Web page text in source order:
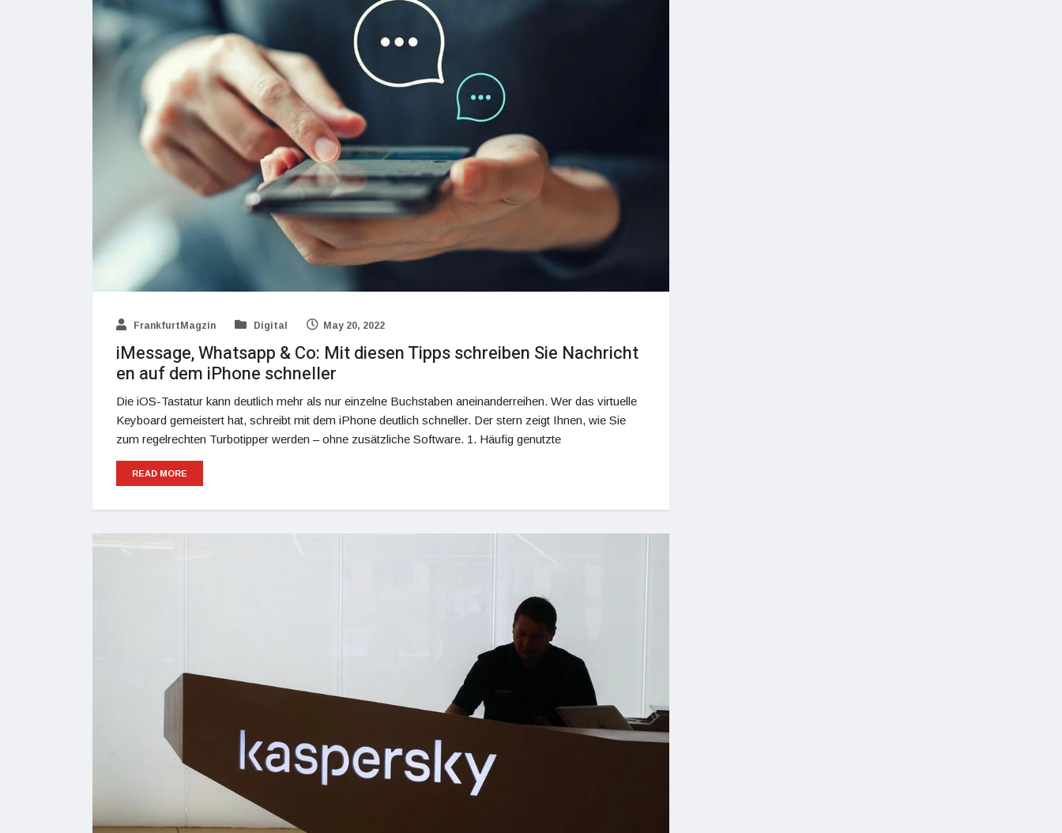
FrankfurtMagzin Digital May 20, 2022
iMessage, Whatsapp & Co: Mit diesen Tipps schreiben Sie Nachricht
en auf dem iPhone schneller
Die iOS-Tastatur kann deutlich mehr als nur einzelne Buchstaben aneinanderreihen. Wer das virtuelle
Keyboard gemeistert hat, schreibt mit dem iPhone deutlich schneller. Der stern zeigt Ihnen, wie Sie
zum regelrechten Turbotipper werden – ohne zusätzliche Software. 1. Häufig genutzte
READ MORE